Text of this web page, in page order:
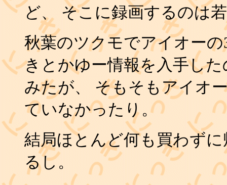
ど、 そこに録画するのは
秋葉のツクモでアイオー
きとかゆー情報を入手し
みたが、 そもそもアイオ
ていなかったり。
結局ほとんど何も買わず
るし。